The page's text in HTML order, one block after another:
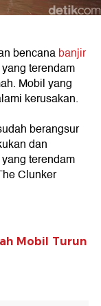
bencanabanjir
terendam
Mobil yang
kerusakan.
berangsur
dan
terendam
Clunker
Mobil Turun